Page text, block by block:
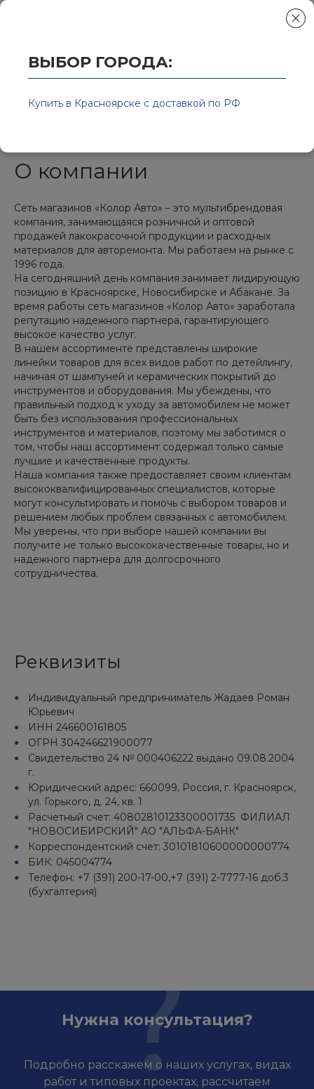
Колор-Авто - магазин лакокрасочной продукции и
О компании
О компании
Сеть магазинов «Колор Авто» – это мультибрендовая
компания, занимающаяся розничной и оптовой
продажей лакокрасочной продукции и расходных
материалов для авторемонта. Мы работаем на рынке с
1996 года.
На сегодняшний день компания занимает лидирующую
позицию в Красноярске, Новосибирске и Абакане. За
время работы сеть магазинов «Колор Авто» заработала
репутацию надежного партнера, гарантирующего
высокое качество услуг.
В нашем ассортименте представлены широкие
линейки товаров для всех видов работ по детейлингу,
начиная от шампуней и керамических покрытий до
инструментов и оборудования. Мы убеждены, что
правильный подход к уходу за автомобилем не может
быть без использования профессиональных
инструментов и материалов, поэтому мы заботимся о
том, чтобы наш ассортимент содержал только самые
лучшие и качественные продукты.
Наша компания также предоставляет своим клиентам
высококвалифицированных специалистов, которые
могут консультировать и помочь с выбором товаров и
решением любых проблем связанных с автомобилем.
Мы уверены, что при выборе нашей компании вы
получите не только высококачественные товары, но и
надежного партнера для долгосрочного
сотрудничества.
Реквизиты
Индивидуальный предприниматель Жадаев Роман
Юрьевич
ИНН 246600161805
ОГРН 304246621900077
Свидетельство 24 № 000406222 выдано 09.08.2004
г.
Юридический адрес: 660099, Россия, г. Красноярск,
ул. Горького, д. 24, кв. 1
Расчетный счет: 40802810123300001735 ФИЛИАЛ
"НОВОСИБИРСКИЙ" АО "АЛЬФА-БАНК"
Корреспондентский счет: 30101810600000000774
БИК: 045004774
Телефон: +7 (391) 200-17-00,+7 (391) 2-7777-16 доб.3
(бухгалтерия)
Нужна консультация?
Подробно расскажем о наших услугах, видах
работ и типовых проектах, рассчитаем
ВЫБОР ГОРОДА:
Купить в Красноярске с доставкой по РФ